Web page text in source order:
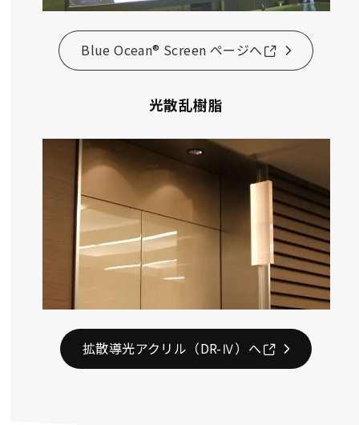
Blue Ocean® Screen ページへ
光散乱樹脂
拡散導光アクリル（DR-Ⅳ）へ